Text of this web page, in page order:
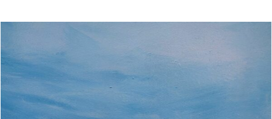
Les émotions dans l’expérience client